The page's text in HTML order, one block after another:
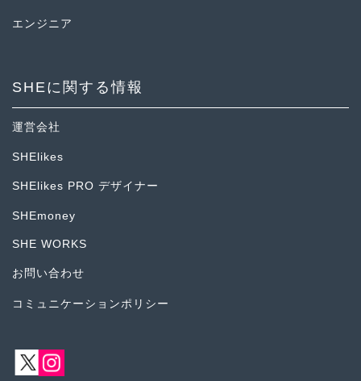
エンジニア
SHEに関する情報
運営会社
SHElikes
SHElikes PRO デザイナー
SHEmoney
SHE WORKS
お問い合わせ
コミュニケーションポリシー